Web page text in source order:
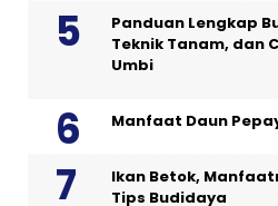
Panduan Lengkap
Teknik Tanam, dan
Umbi
Manfaat Daun
Ikan Betok,
Tips Budidaya